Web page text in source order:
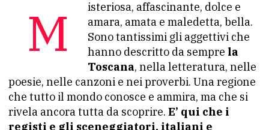
Misteriosa, affascinante, dolce e
amara, amata e maledetta, bella.
Sono tantissimi gli aggettivi che
hanno descritto da sempre la
Toscana, nella letteratura, nelle
poesie, nelle canzoni e nei proverbi. Una regione
che tutto il mondo conosce e ammira, ma che si
rivela ancora tutta da scoprire. E’ qui che i
registi e gli sceneggiatori, italiani e